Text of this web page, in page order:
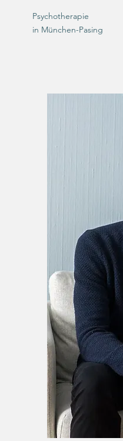
Psychotherapie
in München-Pasing